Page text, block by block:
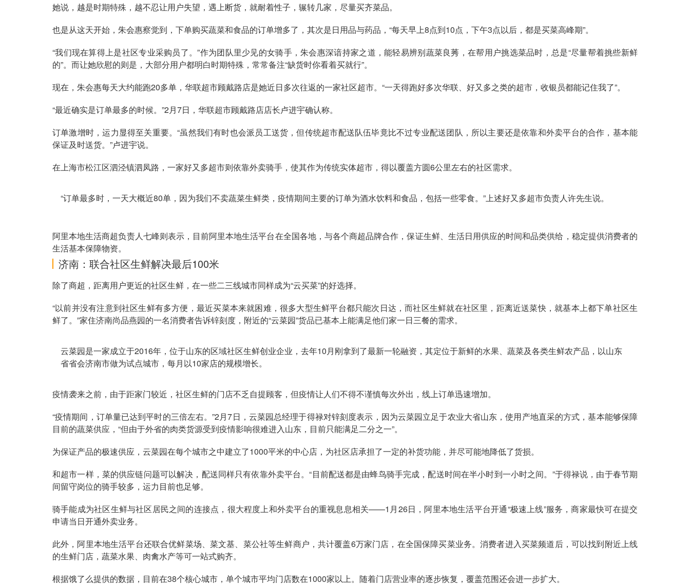
她说，越是时期特殊，越不忍让用户失望，遇上断货，就耐着性子，辗转几家，尽量买齐菜品。
也是从这天开始，朱会惠察觉到，下单购买蔬菜和食品的订单增多了，其次是日用品与药品，“每天早上8点到10点，下午3点以后，都是买菜高峰期”。
“我们现在算得上是社区专业采购员了。”作为团队里少见的女骑手，朱会惠深谙持家之道，能轻易辨别蔬菜良莠，在帮用户挑选菜品时，总是“尽量帮着挑些新鲜
的”。而让她欣慰的则是，大部分用户都明白时期特殊，常常备注“缺货时你看着买就行”。
现在，朱会惠每天大约能跑20多单，华联超市顾戴路店是她近日多次往返的一家社区超市。“一天得跑好多次华联、好又多之类的超市，收银员都能记住我了”。
“最近确实是订单最多的时候。”2月7日，华联超市顾戴路店店长卢进宇确认称。
订单激增时，运力显得至关重要。“虽然我们有时也会派员工送货，但传统超市配送队伍毕竟比不过专业配送团队，所以主要还是依靠和外卖平台的合作，基本能
保证及时送货。”卢进宇说。
在上海市松江区泗泾镇泗凤路，一家好又多超市则依靠外卖骑手，使其作为传统实体超市，得以覆盖方圆6公里左右的社区需求。
“订单最多时，一天大概近80单，因为我们不卖蔬菜生鲜类，疫情期间主要的订单为酒水饮料和食品，包括一些零食。”上述好又多超市负责人许先生说。
阿里本地生活商超负责人七峰则表示，目前阿里本地生活平台在全国各地，与各个商超品牌合作，保证生鲜、生活日用供应的时间和品类供给，稳定提供消费者的
生活基本保障物资。
济南：联合社区生鲜解决最后100米
除了商超，距离用户更近的社区生鲜，在一些二三线城市同样成为“云买菜”的好选择。
“以前并没有注意到社区生鲜有多方便，最近买菜本来就困难，很多大型生鲜平台都只能次日达，而社区生鲜就在社区里，距离近送菜快，就基本上都下单社区生
鲜了。”家住济南尚品燕园的一名消费者告诉锌刻度，附近的“云菜园”货品已基本上能满足他们家一日三餐的需求。
云菜园是一家成立于2016年，位于山东的区域社区生鲜创业企业，去年10月刚拿到了最新一轮融资，其定位于新鲜的水果、蔬菜及各类生鲜农产品，以山东
省省会济南市做为试点城市，每月以10家店的规模增长。
疫情袭来之前，由于距家门较近，社区生鲜的门店不乏自提顾客，但疫情让人们不得不谨慎每次外出，线上订单迅速增加。
“疫情期间，订单量已达到平时的三倍左右。”2月7日，云菜园总经理于得禄对锌刻度表示，因为云菜园立足于农业大省山东，使用产地直采的方式，基本能够保障
目前的蔬菜供应，“但由于外省的肉类货源受到疫情影响很难进入山东，目前只能满足二分之一”。
为保证产品的极速供应，云菜园在每个城市之中建立了1000平米的中心店，为社区店承担了一定的补货功能，并尽可能地降低了货损。
和超市一样，菜的供应链问题可以解决，配送同样只有依靠外卖平台。“目前配送都是由蜂鸟骑手完成，配送时间在半小时到一小时之间。”于得禄说，由于春节期
间留守岗位的骑手较多，运力目前也足够。
骑手能成为社区生鲜与社区居民之间的连接点，很大程度上和外卖平台的重视息息相关——1月26日，阿里本地生活平台开通“极速上线”服务，商家最快可在提交
申请当日开通外卖业务。
此外，阿里本地生活平台还联合优鲜菜场、菜文基、菜公社等生鲜商户，共计覆盖6万家门店，在全国保障买菜业务。消费者进入买菜频道后，可以找到附近上线
的生鲜门店，蔬菜水果、肉禽水产等可一站式购齐。
根据饿了么提供的数据，目前在38个核心城市，单个城市平均门店数在1000家以上。随着门店营业率的逐步恢复，覆盖范围还会进一步扩大。